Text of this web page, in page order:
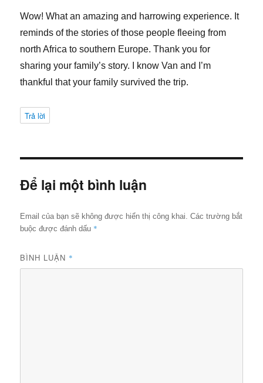
Wow! What an amazing and harrowing experience. It
reminds of the stories of those people fleeing from
north Africa to southern Europe. Thank you for
sharing your family’s story. I know Van and I’m
thankful that your family survived the trip.
Trả lời
Để lại một bình luận
Email của bạn sẽ không được hiển thị công khai. Các trường bắt
buộc được đánh dấu *
BÌNH LUẬN *